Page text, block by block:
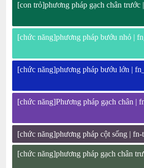
[con trỏ]phương pháp gạch chân trước
[chức năng]phương pháp bướu nhỏ |
[chức năng]phương pháp bướu lớn |
[chức năng]Phương pháp gạch chân |
[chức năng]phương pháp cột sống | fn-
[chức năng]phương pháp gạch chân